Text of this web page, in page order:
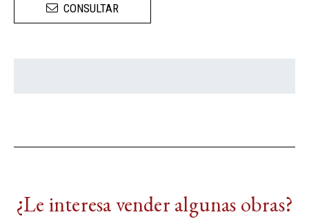
CONSULTAR
¿Le interesa vender algunas obras?